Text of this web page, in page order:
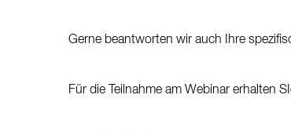
Gerne beantworten wir auch Ihre
Für die Teilnahme am Webinar erhalten